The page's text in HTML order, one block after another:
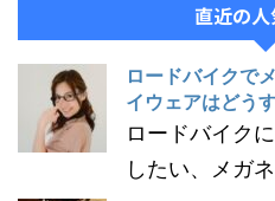
直近の
ロードバイクで
イウェアはどう
ロードバイク
したい、メガ